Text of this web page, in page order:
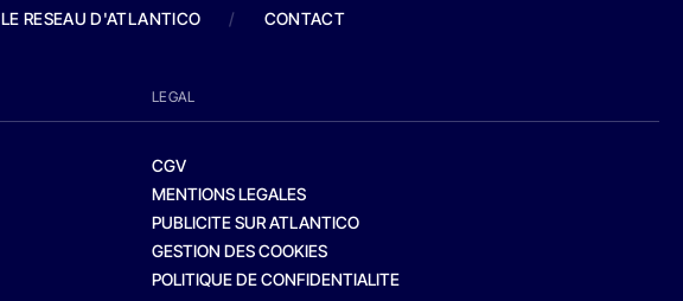
LE RESEAU D'ATLANTICO / CONTACT
LEGAL
CGV
MENTIONS LEGALES
PUBLICITE SUR ATLANTICO
GESTION DES COOKIES
POLITIQUE DE CONFIDENTIALITE